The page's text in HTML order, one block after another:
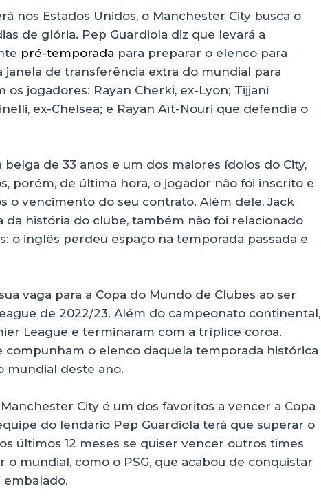
nos Estados Unidos, o Manchester City busca o
de glória. Pep Guardiola diz que levará a
pré-temporada para preparar o elenco para
janela de transferência extra do mundial para
jogadores: Rayan Cherki, ex-Lyon; Tijjani
ex-Chelsea; e Rayan Aït-Nouri que defendia o
de 33 anos e um dos maiores ídolos do City,
porém, de última hora, o jogador não foi inscrito e
o vencimento do seu contrato. Além dele, Jack
da história do clube, também não foi relacionado
o inglês perdeu espaço na temporada passada e
vaga para a Copa do Mundo de Clubes ao ser
de 2022/23. Além do campeonato continental,
League e terminaram com a tríplice coroa.
compunham o elenco daquela temporada histórica
mundial deste ano.
City é um dos favoritos a vencer a Copa
do lendário Pep Guardiola terá que superar o
últimos 12 meses se quiser vencer outros times
mundial, como o PSG, que acabou de conquistar
embalado.